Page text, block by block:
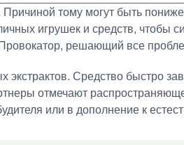
тому могут быть
игрушек и средств, чтобы
решающий все
Средство быстро
отмечают
или в дополнение к